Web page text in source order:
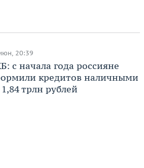
20:39
с начала года россияне
кредитов наличными
трлн рублей